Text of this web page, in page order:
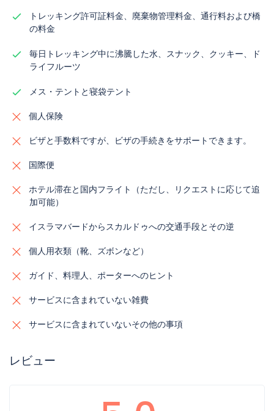
トレッキング許可証料金、廃棄物管理料金、通行料および橋
の料金
毎日トレッキング中に沸騰した水、スナック、クッキー、ド
ライフルーツ
メス・テントと寝袋テント
個人保険
ビザと手数料ですが、ビザの手続きをサポートできます。
国際便
ホテル滞在と国内フライト（ただし、リクエストに応じて追
加可能）
イスラマバードからスカルドゥへの交通手段とその逆
個人用衣類（靴、ズボンなど）
ガイド、料理人、ポーターへのヒント
サービスに含まれていない雑費
サービスに含まれていないその他の事項
レビュー